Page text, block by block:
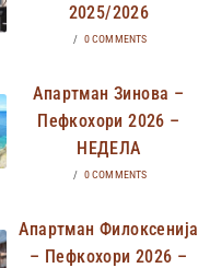
2025/2026
/ 0 COMMENTS
Апартман Зинова –
Пефкохори 2026 –
НЕДЕЛА
/ 0 COMMENTS
Апартман Филоксенија
– Пефкохори 2026 –